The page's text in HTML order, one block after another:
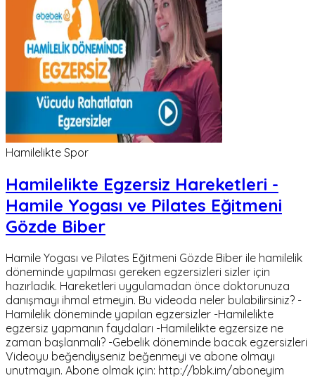
Hamilelikte Spor
Hamilelikte Egzersiz Hareketleri -
Hamile Yogası ve Pilates Eğitmeni
Gözde Biber
Hamile Yogası ve Pilates Eğitmeni Gözde Biber ile hamilelik
döneminde yapılması gereken egzersizleri sizler için
hazırladık. Hareketleri uygulamadan önce doktorunuza
danışmayı ihmal etmeyin. Bu videoda neler bulabilirsiniz? -
Hamilelik döneminde yapılan egzersizler -Hamilelikte
egzersiz yapmanın faydaları -Hamilelikte egzersize ne
zaman başlanmalı? -Gebelik döneminde bacak egzersizleri
Videoyu beğendiyseniz beğenmeyi ve abone olmayı
unutmayın. Abone olmak için: http://bbk.im/aboneyim